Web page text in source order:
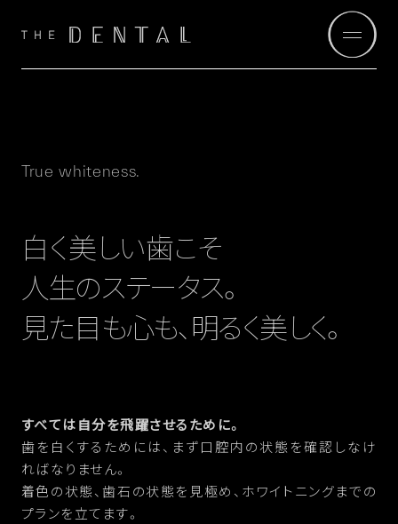
True whiteness.
白く美しい歯こそ
人生のステータス。
見た目も心も、明るく美しく。
すべては自分を飛躍させるために。
歯を白くするためには、まず口腔内の状態を確認しなけ
ればなりません。
着色の状態、歯石の状態を見極め、ホワイトニングまでの
プランを立てます。